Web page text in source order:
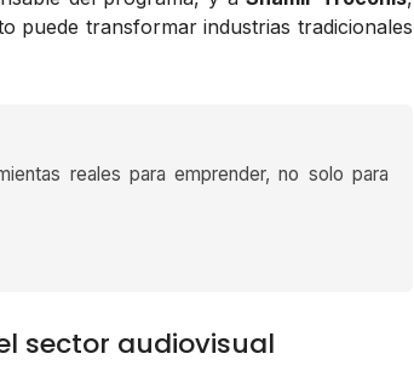
puede transformar industrias tradicionales
reales para emprender, no solo para
sector audiovisual